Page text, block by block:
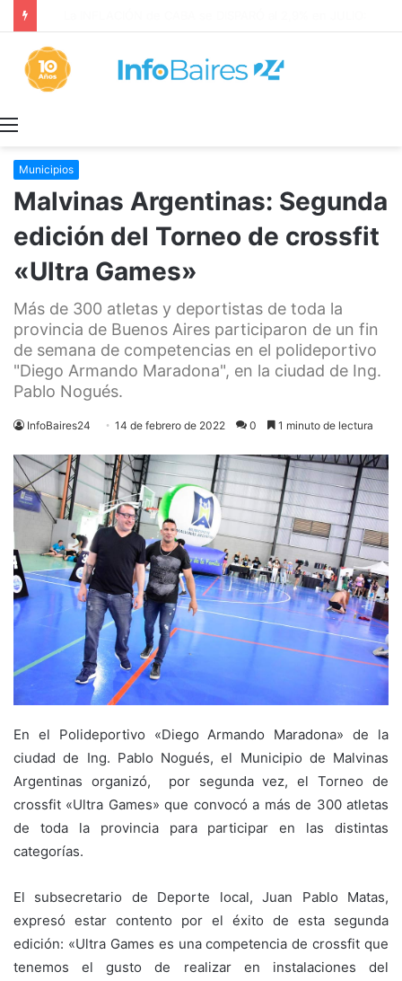
Municipios
Malvinas Argentinas: Segunda
edición del Torneo de crossfit
«Ultra Games»
Más de 300 atletas y deportistas de toda la
provincia de Buenos Aires participaron de un fin
de semana de competencias en el polideportivo
"Diego Armando Maradona", en la ciudad de Ing.
Pablo Nogués.
InfoBaires24 14 de febrero de 2022 0 1 minuto de lectura
En el Polideportivo «Diego Armando Maradona» de la
ciudad de Ing. Pablo Nogués, el Municipio de Malvinas
Argentinas organizó, por segunda vez, el Torneo de
crossfit «Ultra Games» que convocó a más de 300 atletas
de toda la provincia para participar en las distintas
categorías.
El subsecretario de Deporte local, Juan Pablo Matas,
expresó estar contento por el éxito de esta segunda
edición: «Ultra Games es una competencia de crossfit que
tenemos el gusto de realizar en instalaciones del